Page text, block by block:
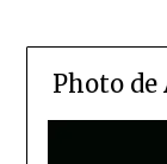
Photo